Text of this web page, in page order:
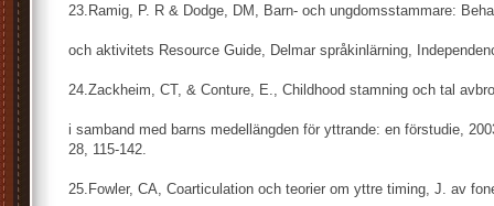
23.Ramig, P. R & Dodge, DM, Barn- och ungdomsstammare:
och aktivitets Resource Guide, Delmar språkinlärning,
24.Zackheim, CT, & Conture, E., Childhood stamning och tal
i samband med barns medellängden för yttrande: en förstudie,
28, 115-142.
25.Fowler, CA, Coarticulation och teorier om yttre timing, J. av